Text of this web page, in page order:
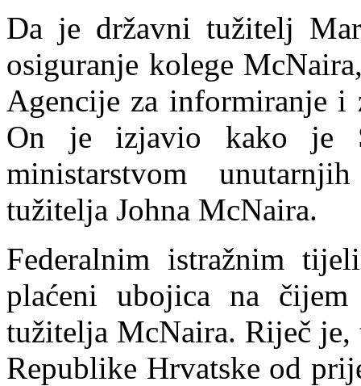
Da je državni tužitelj
osiguranje kolege
Agencije za informiranje
On je izjavio kako je
ministarstvom
tužitelja Johna McNaira.
Federalnim istražnim
plaćeni ubojica na
tužitelja McNaira. Riječ
Republike Hrvatske od